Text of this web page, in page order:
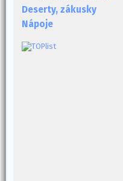
Deserty, zákusky
Nápoje